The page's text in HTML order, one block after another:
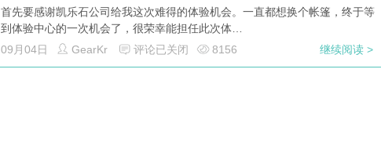
首先要感谢凯乐石公司给我这次难得的体验机会。一直都想换个帐篷，终于等
到体验中心的一次机会了，很荣幸能担任此次体…
09月04日
GearKr 评论已关闭 8156 继续阅读 >